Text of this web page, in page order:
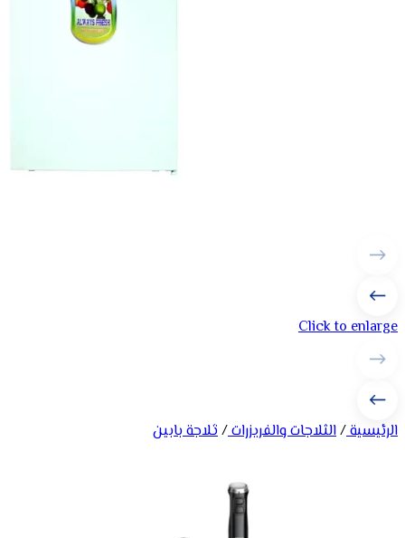
Click to enlarge
الرئيسية/الثلاجات والفريزرات/ثلاجة بابين